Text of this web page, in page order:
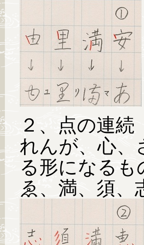
２、点の連続
れんが、心、
る形になる
ゑ、満、須、